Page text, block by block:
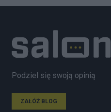
Podziel się swoją opinią
ZAŁÓŻ BLOG